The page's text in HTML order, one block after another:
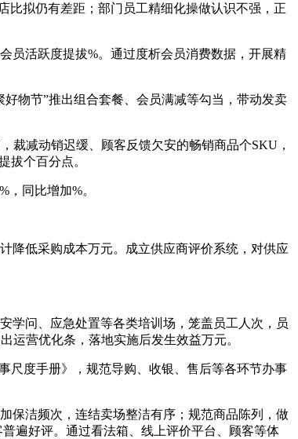
拟仍有差距；部门员工精细化操做认识不强，正
活跃度提拔%。通过度析会员消费数据，开展精
物节”推出组合套餐、会员满减等勾当，带动发卖
减动销迟缓、顾客反馈欠安的畅销商品个SKU，
拔个百分点。
同比增加%。
低采购成本万元。成立供应商评价系统，对供应
问、应急处置等各类培训场，笼盖员工人次，员
运营优化条，落地实施后发生效益万元。
度手册》，规范导购、收银、售后等各环节办事
洁频次，连结卖场整洁有序；规范商品陈列，做
遍好评。通过看法箱、线上评价平台、顾客等体